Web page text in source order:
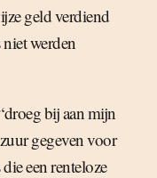
geld verdiend
werden
bij aan mijn
gegeven voor
een renteloze